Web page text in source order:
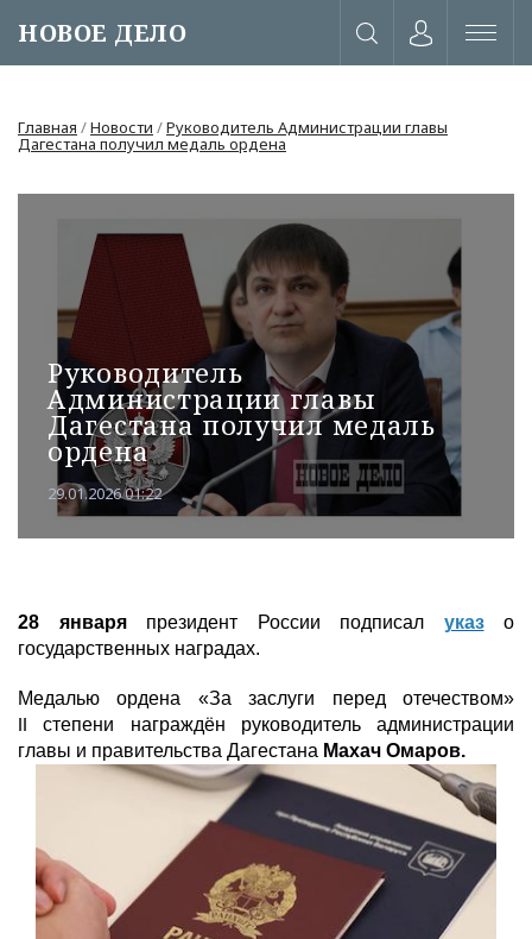
НОВОЕ ДЕЛО
или через соц. сети
Главная /Новости /Руководитель Администрации главы
Дагестана получил медаль ордена
Руководитель
Администрации главы
Дагестана получил медаль
ордена
29.01.2026 01:22
28 января президент России подписал указо
государственных наградах.
Медалью ордена «За заслуги перед отечеством»
IIстепени награждён руководитель администрации
главы и правительства Дагестана Махач Омаров.